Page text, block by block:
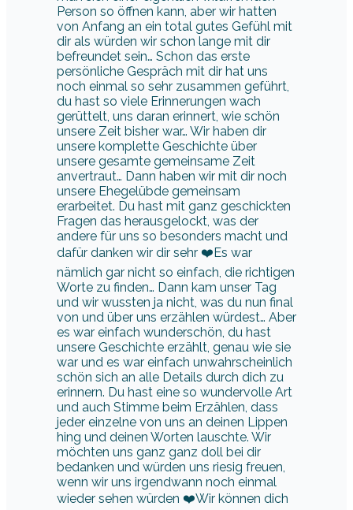
Person so öffnen kann, aber wir hatten
von Anfang an ein total gutes Gefühl mit
dir als würden wir schon lange mit dir
befreundet sein… Schon das erste
persönliche Gespräch mit dir hat uns
noch einmal so sehr zusammen geführt,
du hast so viele Erinnerungen wach
gerüttelt, uns daran erinnert, wie schön
unsere Zeit bisher war… Wir haben dir
unsere komplette Geschichte über
unsere gesamte gemeinsame Zeit
anvertraut… Dann haben wir mit dir noch
unsere Ehegelübde gemeinsam
erarbeitet. Du hast mit ganz geschickten
Fragen das herausgelockt, was der
andere für uns so besonders macht und
dafür danken wir dir sehr ❤️Es war
nämlich gar nicht so einfach, die richtigen
Worte zu finden… Dann kam unser Tag
und wir wussten ja nicht, was du nun final
von und über uns erzählen würdest… Aber
es war einfach wunderschön, du hast
unsere Geschichte erzählt, genau wie sie
war und es war einfach unwahrscheinlich
schön sich an alle Details durch dich zu
erinnern. Du hast eine so wundervolle Art
und auch Stimme beim Erzählen, dass
jeder einzelne von uns an deinen Lippen
hing und deinen Worten lauschte. Wir
möchten uns ganz ganz doll bei dir
bedanken und würden uns riesig freuen,
wenn wir uns irgendwann noch einmal
wieder sehen würden ❤️Wir können dich